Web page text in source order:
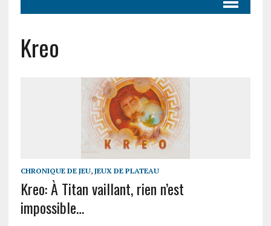
Kreo
CHRONIQUE DE JEU, JEUX DE PLATEAU
Kreo: À Titan vaillant, rien n’est
impossible…